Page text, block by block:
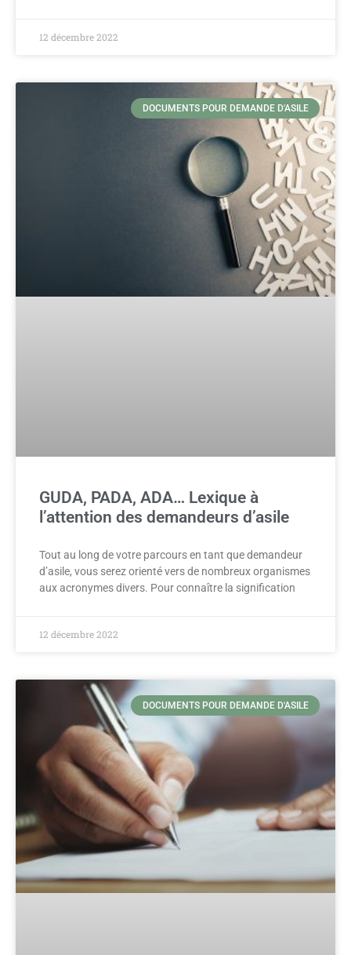
12 décembre 2022
DOCUMENTS POUR DEMANDE D'ASILE
GUDA, PADA, ADA… Lexique à
l’attention des demandeurs d’asile
Tout au long de votre parcours en tant que demandeur
d’asile, vous serez orienté vers de nombreux organismes
aux acronymes divers. Pour connaître la signification
12 décembre 2022
DOCUMENTS POUR DEMANDE D'ASILE